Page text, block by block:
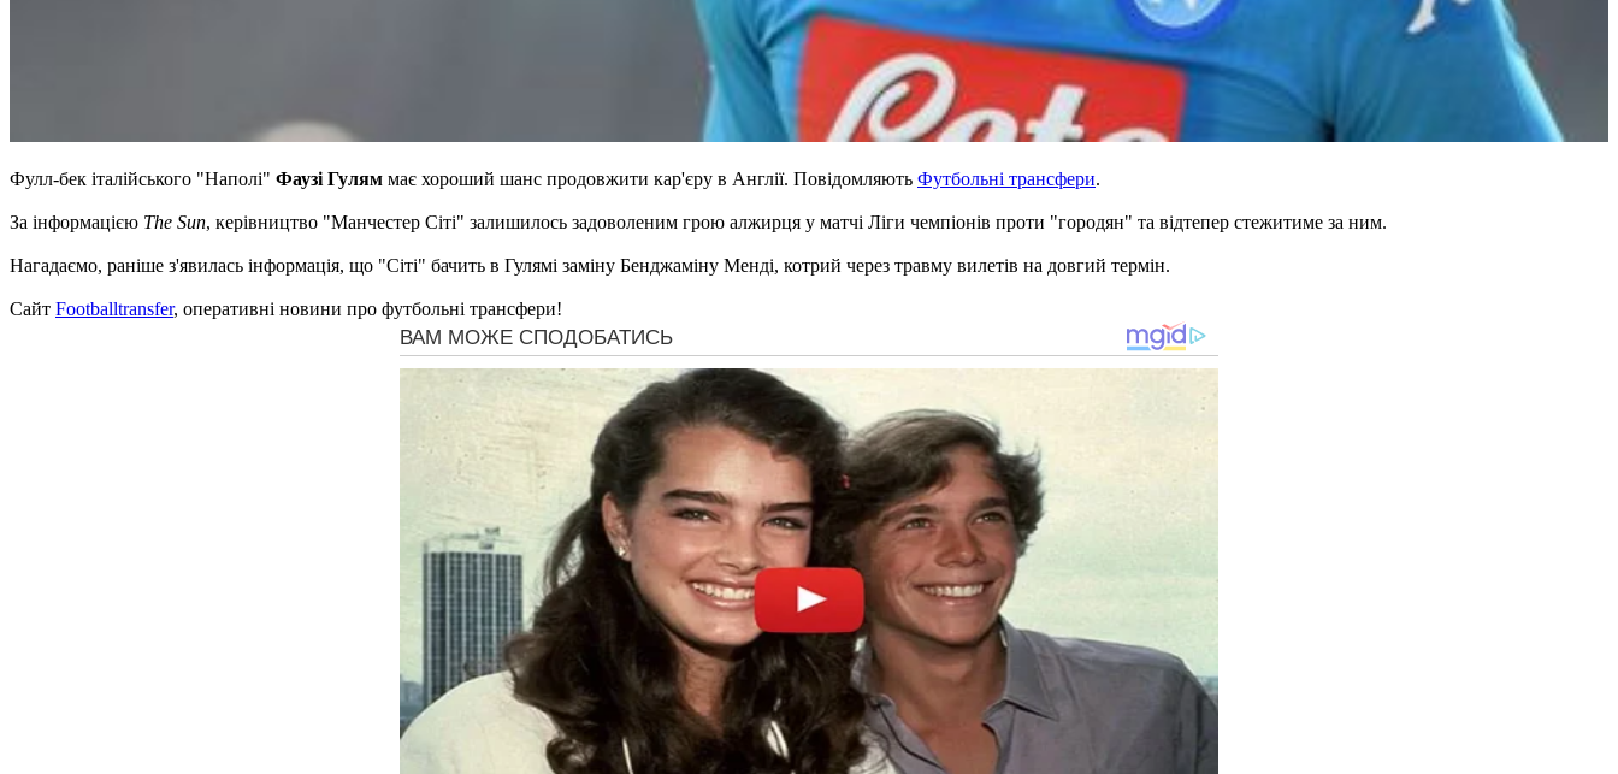
Фулл-бек італійського "Наполі" Фаузі Гулям має хороший шанс продовжити кар'єру в Англії. Повідомляють Футбольні трансфери.
За інформацією The Sun, керівництво "Манчестер Сіті" залишилось задоволеним грою алжирця у матчі Ліги чемпіонів проти "городян" та відтепер стежитиме за ним.
Нагадаємо, раніше з'явилась інформація, що "Сіті" бачить в Гулямі заміну Бенджаміну Менді, котрий через травму вилетів на довгий термін.
Сайт Footballtransfer, оперативні новини про футбольні трансфери!